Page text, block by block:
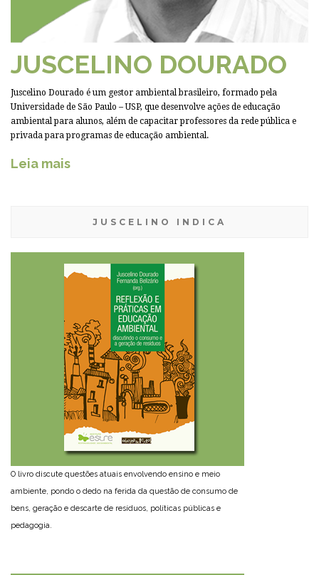
JUSCELINO DOURADO
Juscelino Dourado é um gestor ambiental brasileiro, formado pela
Universidade de São Paulo – USP, que desenvolve ações de educação
ambiental para alunos, além de capacitar professores da rede pública e
privada para programas de educação ambiental.
Leia mais
JUSCELINO INDICA
O livro discute questões atuais envolvendo ensino e meio
ambiente, pondo o dedo na ferida da questão de consumo de
bens, geração e descarte de resíduos, políticas públicas e
pedagogia.